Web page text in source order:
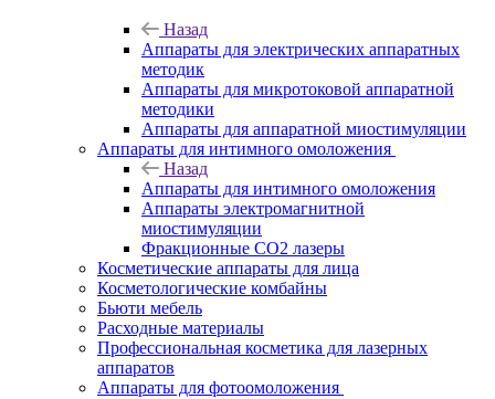
Назад
Аппараты для электрических аппаратных
методик
Аппараты для микротоковой аппаратной
методики
Аппараты для аппаратной миостимуляции
Аппараты для интимного омоложения
Назад
Аппараты для интимного омоложения
Аппараты электромагнитной
миостимуляции
Фракционные CO2 лазеры
Косметические аппараты для лица
Косметологические комбайны
Бьюти мебель
Расходные материалы
Профессиональная косметика для лазерных
аппаратов
Аппараты для фотоомоложения